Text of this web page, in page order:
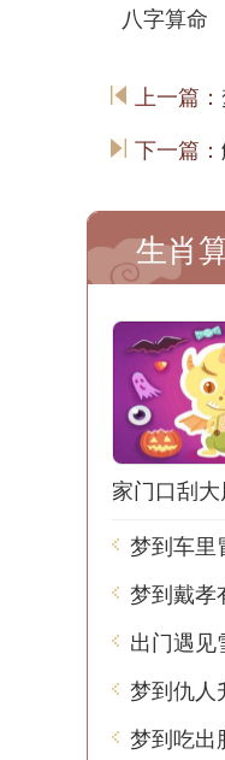
八字算命
上一篇：
下一篇：
生肖
梦到车里
梦到戴孝
出门遇见
梦到仇人